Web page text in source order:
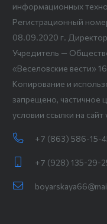
информационных
Регистрационный
08.09.2020 г.
Учредитель —
«Веселовские вести»
Копирование и
запрещено, частичное
условии ссылки на
+7 (863) 586-15-
+7 (928) 135-29-